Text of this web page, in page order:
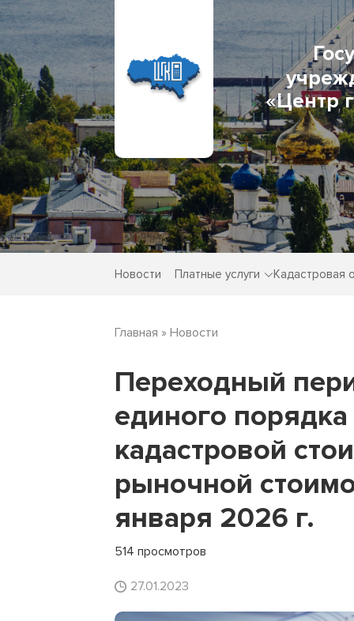
«Центр
Новости Платные услуги Кадастровая
Главная » Новости
Переходный
единого
кадастровой
рыночной
января 2026 г.
514 просмотров
27.01.2023